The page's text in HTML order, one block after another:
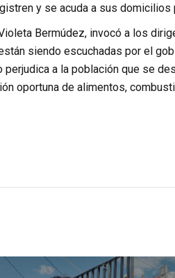
y se acuda a sus domicilios
Bermúdez, invocó a los
siendo escuchadas por el
a la población que se
oportuna de alimentos,